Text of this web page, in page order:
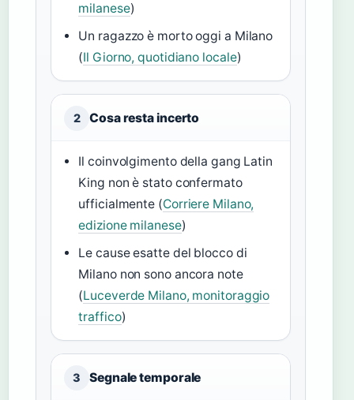
milanese)
Un ragazzo è morto oggi a Milano
(Il Giorno, quotidiano locale)
2 Cosa resta incerto
Il coinvolgimento della gang Latin
King non è stato confermato
ufficialmente (Corriere Milano,
edizione milanese)
Le cause esatte del blocco di
Milano non sono ancora note
(Luceverde Milano, monitoraggio
traffico)
3 Segnale temporale